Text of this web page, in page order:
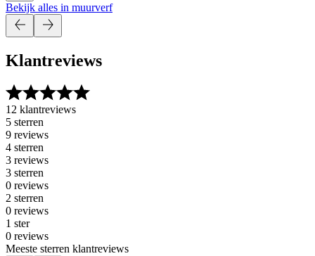
Bekijk alles in muurverf
Klantreviews
12 klantreviews
5 sterren
9 reviews
4 sterren
3 reviews
3 sterren
0 reviews
2 sterren
0 reviews
1 ster
0 reviews
Meeste sterren klantreviews